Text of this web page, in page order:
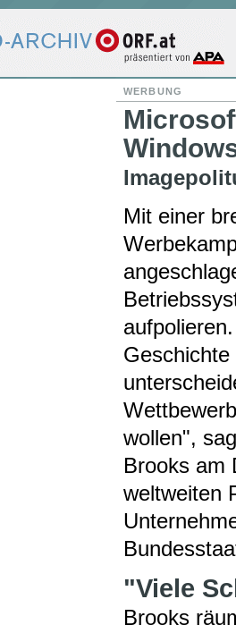
WERBUNG
Mit einer
wollen",
Brooks am
weltweiten
"Viele
Brooks